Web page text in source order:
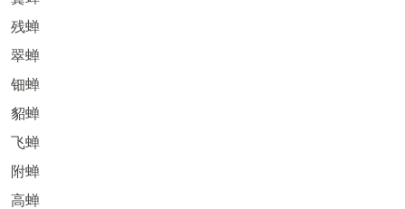
残蝉
翠蝉
钿蝉
貂蝉
飞蝉
附蝉
高蝉